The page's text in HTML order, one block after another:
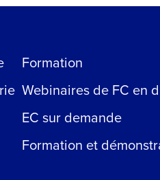
Formation
Webinaires de FC en
EC sur demande
Formation et